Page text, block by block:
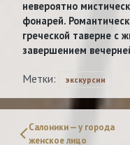
невероятно
фонарей.
греческой таверне с
завершением
Метки: экскурсии
Салоники — у города
женское лицо